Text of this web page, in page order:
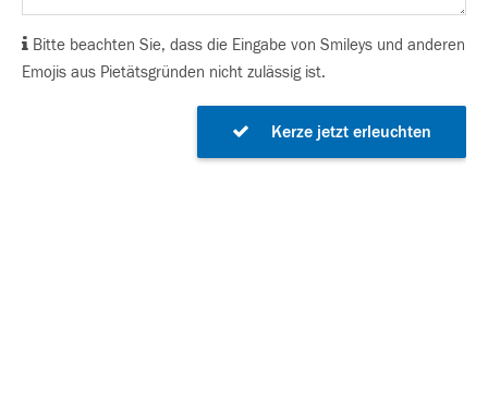
Bitte beachten Sie, dass die Eingabe von Smileys und anderen
Emojis aus Pietätsgründen nicht zulässig ist.
Kerze jetzt erleuchten